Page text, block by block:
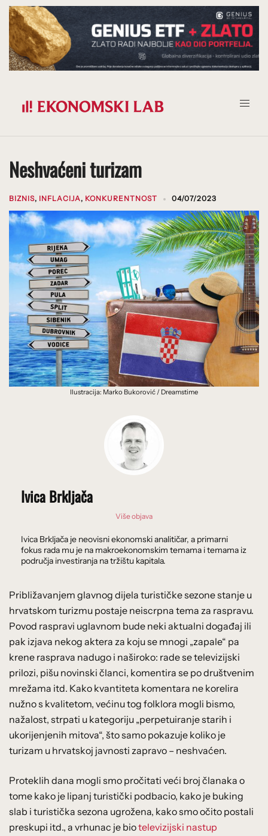
Prijeđi
na
sadržaj
Neshvaćeni turizam
BIZNIS, INFLACIJA, KONKURENTNOST 04/07/2023
Ilustracija: Marko Bukorović / Dreamstime
Ivica Brkljača
Više objava
Ivica Brkljača je neovisni ekonomski analitičar, a primarni
fokus rada mu je na makroekonomskim temama i temama iz
područja investiranja na tržištu kapitala.
Približavanjem glavnog dijela turističke sezone stanje u
hrvatskom turizmu postaje neiscrpna tema za raspravu.
Povod raspravi uglavnom bude neki aktualni događaj ili
pak izjava nekog aktera za koju se mnogi „zapale“ pa
krene rasprava nadugo i naširoko: rade se televizijski
prilozi, pišu novinski članci, komentira se po društvenim
mrežama itd. Kako kvantiteta komentara ne korelira
nužno s kvalitetom, većinu tog folklora mogli bismo,
nažalost, strpati u kategoriju „perpetuiranje starih i
ukorijenjenih mitova“, što samo pokazuje koliko je
turizam u hrvatskoj javnosti zapravo – neshvaćen.
Proteklih dana mogli smo pročitati veći broj članaka o
tome kako je lipanj turistički podbacio, kako je buking
slab i turistička sezona ugrožena, kako smo očito postali
preskupi itd., a vrhunac je biotelevizijski nastup